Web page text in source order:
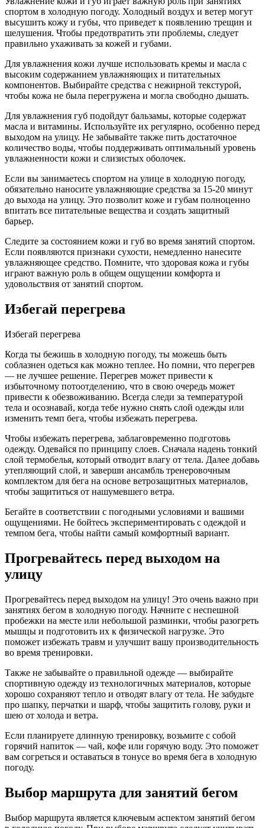
спортом в холодную погоду. Холодный воздух и ветер могут
высушить кожу и губы, что приведет к появлению трещин и
шелушения. Чтобы предотвратить эти проблемы, следует
правильно ухаживать за кожей и губами.
Для увлажнения кожи лучше использовать кремы и масла с
высоким содержанием увлажняющих и питательных
компонентов. Выбирайте средства с нежирной текстурой,
чтобы кожа не была перегружена и могла свободно дышать.
Для увлажнения губ подойдут бальзамы, которые содержат
масла и витамины. Используйте их регулярно, особенно перед
выходом на улицу. Не забывайте также пить достаточное
количество воды, чтобы поддерживать оптимальный уровень
увлажненности кожи и слизистых оболочек.
Если вы занимаетесь спортом на улице в холодную погоду,
обязательно наносите увлажняющие средства за 15-20 минут
до выхода на улицу. Это позволит коже и губам полноценно
впитать все питательные вещества и создать защитный
барьер.
Следите за состоянием кожи и губ во время занятий спортом.
Если появляются признаки сухости, немедленно нанесите
увлажняющее средство. Помните, что здоровая кожа и губы
играют важную роль в общем ощущении комфорта и
удовольствия от занятий спортом.
Избегай перегрева
Избегай перегрева
Когда ты бежишь в холодную погоду, ты можешь быть
соблазнен одеться как можно теплее. Но помни, что перегрев
— не лучшее решение. Перегрев может привести к
избыточному потоотделению, что в свою очередь может
привести к обезвоживанию. Всегда следи за температурой
тела и осознавай, когда тебе нужно снять слой одежды или
изменить темп бега, чтобы избежать перегрева.
Чтобы избежать перегрева, заблаговременно подготовь
одежду. Одевайся по принципу слоев. Сначала надень тонкий
слой термобелья, который отводит влагу от тела. Далее добавь
утепляющий слой, и заверши ансамбль тренеровочным
комплектом для бега на основе ветрозащитных материалов,
чтобы защититься от нашумевшего ветра.
Бегайте в соответствии с погодными условиями и вашими
ощущениями. Не бойтесь экспериментировать с одеждой и
темпом бега, чтобы найти самый комфортный вариант.
Прогревайтесь перед выходом на
улицу
Прогревайтесь перед выходом на улицу! Это очень важно при
занятиях бегом в холодную погоду. Начните с неспешной
пробежки на месте или небольшой разминки, чтобы разогреть
мышцы и подготовить их к физической нагрузке. Это
поможет избежать травм и улучшит вашу производительность
во время тренировки.
Также не забывайте о правильной одежде — выбирайте
спортивную одежду из технологичных материалов, которые
хорошо сохраняют тепло и отводят влагу от тела. Не забудьте
про шапку, перчатки и шарф, чтобы защитить голову, руки и
шею от холода и ветра.
Если планируете длинную тренировку, возьмите с собой
горячий напиток — чай, кофе или горячую воду. Это поможет
вам согреться и оставаться в тонусе во время бега в холодную
погоду.
Выбор маршрута для занятий бегом
Выбор маршрута является ключевым аспектом занятий бегом